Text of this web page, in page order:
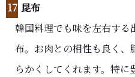
17 昆布
韓国料理でも味を左右す
布。お肉との相性も良く
らかくしてくれます。特